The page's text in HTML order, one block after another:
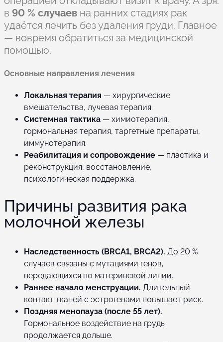
в 90 % случаев на ранних стадиях рак
удаётся лечить без удаления груди. Главное
— вовремя обратиться за медицинской
помощью.
Основные направления лечения
Локальная терапия — хирургические
вмешательства, лучевая терапия.
Системная тактика — химиотерапия,
гормональная терапия, таргетные препараты,
иммунотерапия.
Реабилитация и сопровождение — пластика и
реконструкция, восстановление,
психологическая поддержка.
Причины развития рака
молочной железы
Наследственность (BRCA1, BRCA2). До 20 %
случаев связаны с мутациями генов,
передающихся по материнской линии.
Раннее начало менструации. Длительный
контакт тканей с эстрогенами повышает риск.
Поздняя менопауза (после 55 лет).
Гормональное воздействие на грудь
продолжается дольше.